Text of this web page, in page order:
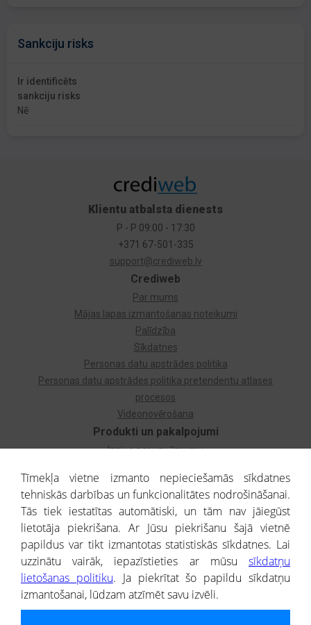
Sankciju risks
Ir identificēts
sankciju risks
Nē
Produkti un pakalpojumi
Izziņa par uzņēmumu
Dzimtas koks
Uzņēmumu atlase
Monitorings
Kredītizziņa par ārvalstu uzņēmumiem
Crediweb
Par mums
Mājas lapas izmantošanas noteikumi
Palīdzība
Sīkdatnes
Personas datu apstrādes politika
Personas datu apstrādes politika pretendentu atlases
procesos
Videonovērošana
Klientu atbalsta dienests
P - P 09:00 - 17:30
+371 67-501-335
support@crediweb.lv
® CREDITREFORM Latvija
SIA
Tīmekļa vietne izmanto nepieciešamās sīkdatnes
tehniskās darbības un funkcionalitātes nodrošināšanai.
Tās tiek iestatītas automātiski, un tām nav jāiegūst
lietotāja piekrišana. Ar Jūsu piekrišanu šajā vietnē
papildus var tikt izmantotas statistiskās sīkdatnes. Lai
uzzinātu vairāk, iepazīstieties ar mūsu sīkdatņu
lietošanas politiku. Ja piekrītat šo papildu sīkdatņu
izmantošanai, lūdzam atzīmēt savu izvēli.